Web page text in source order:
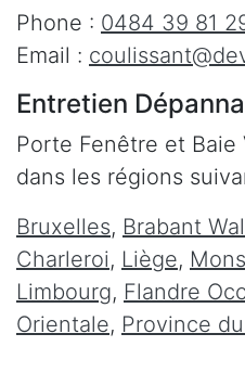
Phone : 0484 39 81
Email :
Entretien
Porte Fenêtre et
dans les régions
Bruxelles, Brabant
Charleroi, Liège, Mons
Limbourg, Flandre
Orientale, Province